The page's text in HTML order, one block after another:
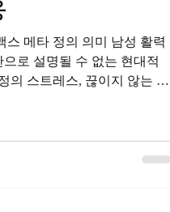
스 메타 정의 의미 남성 활력
로 설명될 수 없는 현대적
의 스트레스, 끊이지 않는 디
국 은 그 복합적인 문제의 본
이 단순한 보충을 넘어 현대